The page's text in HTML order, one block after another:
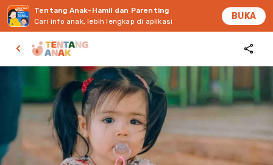
Tentang Anak-Hamil dan Parenting
Cari info anak, lebih lengkap di aplikasi
BUKA